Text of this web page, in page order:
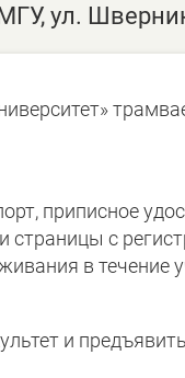
ул.
приписное
страницы с
в течение
и